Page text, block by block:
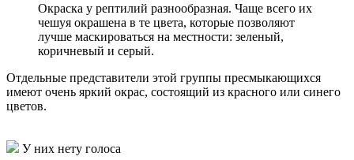
Окраска у рептилий разнообразная. Чаще всего их
чешуя окрашена в те цвета, которые позволяют
лучше маскироваться на местности: зеленый,
коричневый и серый.
Отдельные представители этой группы пресмыкающихся
имеют очень яркий окрас, состоящий из красного или синего
цветов.
У них нету голоса